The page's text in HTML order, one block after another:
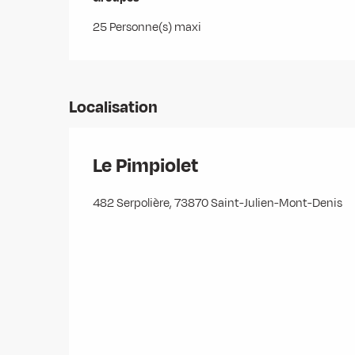
25 Personne(s) maxi
Localisation
Le Pimpiolet
482 Serpolière, 73870 Saint-Julien-Mont-Denis